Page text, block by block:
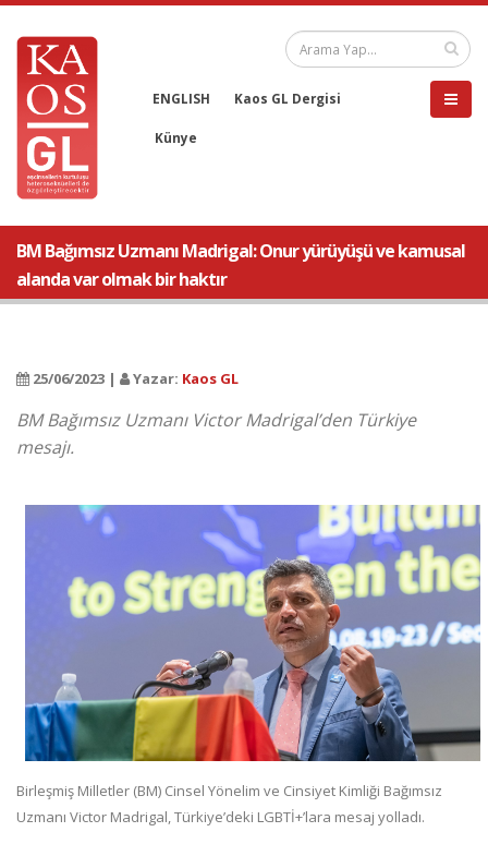
ENGLISH Kaos GL Dergisi
Künye
BM Bağımsız Uzmanı Madrigal: Onur yürüyüşü ve kamusal
alanda var olmak bir haktır
25/06/2023 | Yazar: Kaos GL
BM Bağımsız Uzmanı Victor Madrigal’den Türkiye
mesajı.
Birleşmiş Milletler (BM) Cinsel Yönelim ve Cinsiyet Kimliği Bağımsız
Uzmanı Victor Madrigal, Türkiye’deki LGBTİ+’lara mesaj yolladı.